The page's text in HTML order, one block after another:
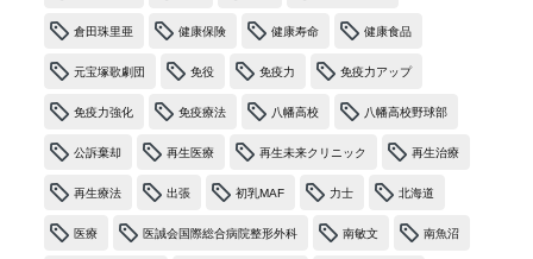
倉田珠里亜 健康保険 健康寿命 健康食品
元宝塚歌劇団 免役 免疫力 免疫力アップ
免疫力強化 免疫療法 八幡高校 八幡高校野球部
公訴棄却 再生医療 再生未来クリニック 再生治療
再生療法 出張 初乳MAF 力士 北海道
医療 医誠会国際総合病院整形外科 南敏文 南魚沼